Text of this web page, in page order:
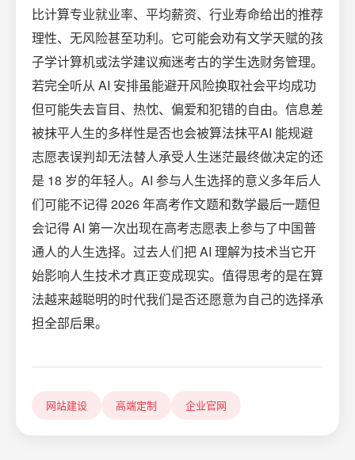
比计算专业就业率、平均薪资、行业寿命给出的推荐
理性、无风险甚至功利。它可能会劝有文学天赋的孩
子学计算机或法学建议痴迷考古的学生选财务管理。
若完全听从 AI 安排虽能避开风险换取社会平均成功
但可能失去盲目、热忱、偏爱和犯错的自由。信息差
被抹平人生的多样性是否也会被算法抹平AI 能规避
志愿表误判却无法替人承受人生迷茫最终做决定的还
是 18 岁的年轻人。AI 参与人生选择的意义多年后人
们可能不记得 2026 年高考作文题和数学最后一题但
会记得 AI 第一次出现在高考志愿表上参与了中国普
通人的人生选择。过去人们把 AI 理解为技术当它开
始影响人生技术才真正变成现实。值得思考的是在算
法越来越聪明的时代我们是否还愿意为自己的选择承
担全部后果。
网站建设 高端定制 企业官网